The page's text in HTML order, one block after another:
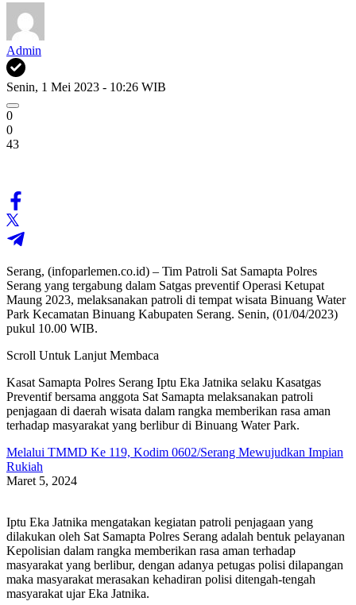
Admin
Senin, 1 Mei 2023 - 10:26 WIB
0
0
43
Serang, (infoparlemen.co.id) – Tim Patroli Sat Samapta Polres
Serang yang tergabung dalam Satgas preventif Operasi Ketupat
Maung 2023, melaksanakan patroli di tempat wisata Binuang Water
Park Kecamatan Binuang Kabupaten Serang. Senin, (01/04/2023)
pukul 10.00 WIB.
Scroll Untuk Lanjut Membaca
Kasat Samapta Polres Serang Iptu Eka Jatnika selaku Kasatgas
Preventif bersama anggota Sat Samapta melaksanakan patroli
penjagaan di daerah wisata dalam rangka memberikan rasa aman
terhadap masyarakat yang berlibur di Binuang Water Park.
Melalui TMMD Ke 119, Kodim 0602/Serang Mewujudkan Impian
Rukiah
Maret 5, 2024
Iptu Eka Jatnika mengatakan kegiatan patroli penjagaan yang
dilakukan oleh Sat Samapta Polres Serang adalah bentuk pelayanan
Kepolisian dalam rangka memberikan rasa aman terhadap
masyarakat yang berlibur, dengan adanya petugas polisi dilapangan
maka masyarakat merasakan kehadiran polisi ditengah-tengah
masyarakat ujar Eka Jatnika.